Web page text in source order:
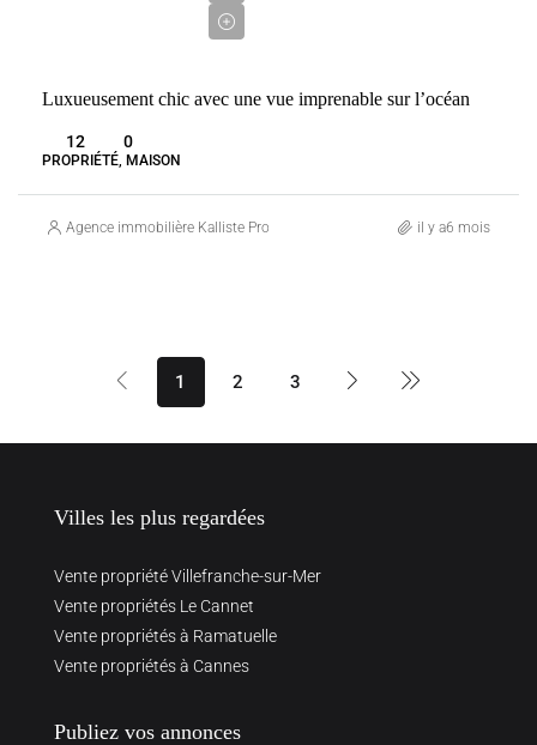
Luxueusement chic avec une vue imprenable sur l’océan
12 0
PROPRIÉTÉ, MAISON
Agence immobilière Kalliste Properties il y a6 mois
1 2 3
Villes les plus regardées
Vente propriété Villefranche-sur-Mer
Vente propriétés Le Cannet
Vente propriétés à Ramatuelle
Vente propriétés à Cannes
Publiez vos annonces